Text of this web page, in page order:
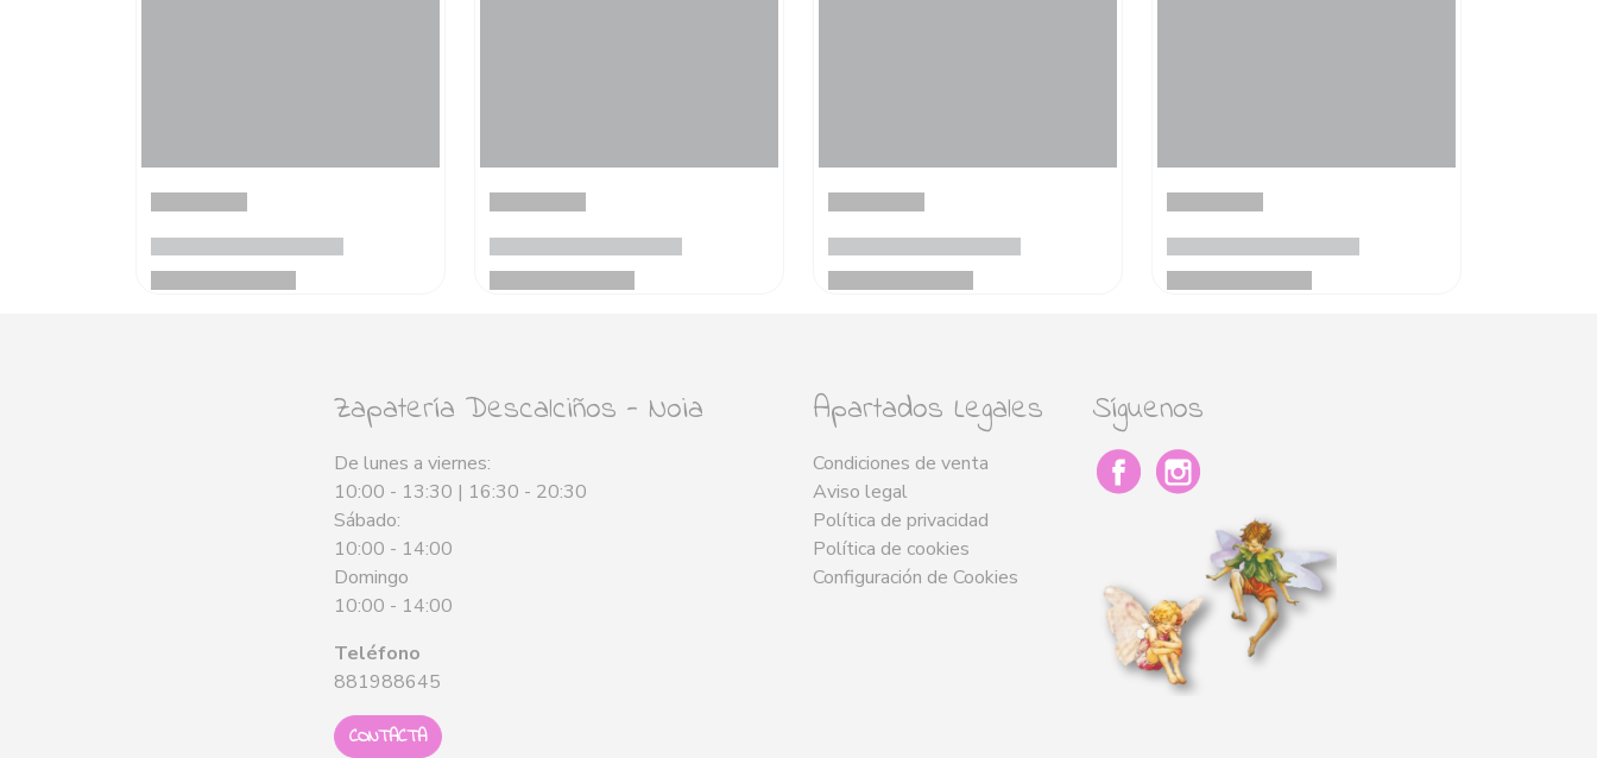
Zapatería Descalciños - Noia
De lunes a viernes:
10:00 - 13:30 | 16:30 - 20:30
Sábado:
10:00 - 14:00
Domingo
10:00 - 14:00
Teléfono
881988645
CONTACTA
Apartados Legales
Condiciones de venta
Aviso legal
Política de privacidad
Política de cookies
Configuración de Cookies
Síguenos